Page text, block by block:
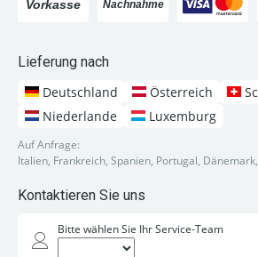
Lieferung nach
Deutschland
Österreich
Niederlande
Luxemburg
Auf Anfrage:
Italien, Frankreich, Spanien, Portugal,
Kontaktieren Sie uns
Bitte wählen Sie Ihr Service-Team